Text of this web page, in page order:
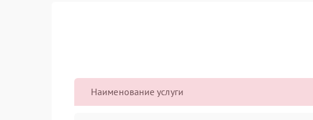
Наименование услуги